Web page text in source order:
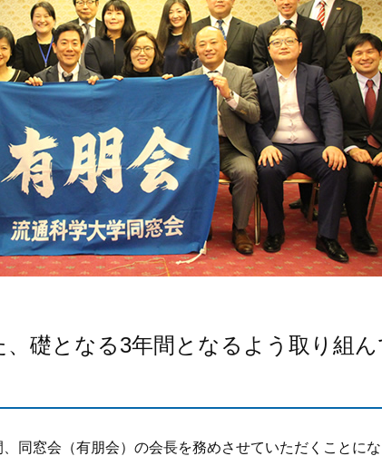
、礎となる3年間となるよう取り組
同窓会（有朋会）の会長を務めさせていただくことにな